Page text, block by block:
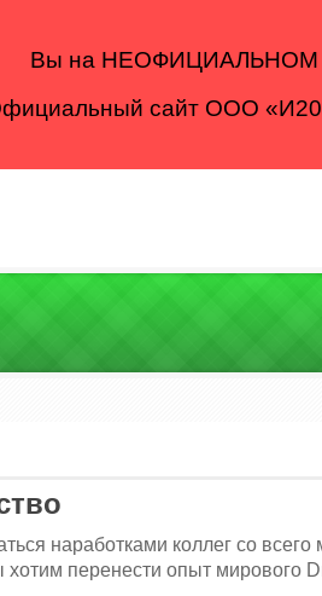
Вы на НЕОФИЦИАЛЬНОМ
сайт ООО
наработками коллег со
хотим перенести опыт мирового